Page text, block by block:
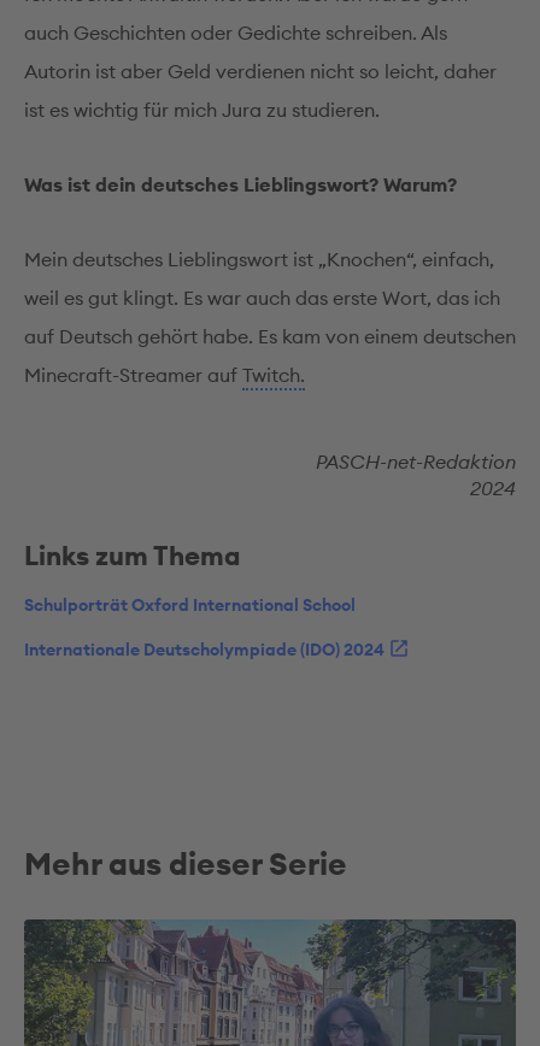
auch Geschichten oder Gedichte schreiben. Als
Autorin ist aber Geld verdienen nicht so leicht, daher
ist es wichtig für mich Jura zu studieren.
Was ist dein deutsches Lieblingswort? Warum?
Mein deutsches Lieblingswort ist „Knochen“, einfach,
weil es gut klingt. Es war auch das erste Wort, das ich
auf Deutsch gehört habe. Es kam von einem deutschen
Minecraft-Streamer auf Twitch.
PASCH-net-Redaktion
2024
Links zum Thema
Schulporträt Oxford International School
Internationale Deutscholympiade (IDO) 2024
Mehr aus dieser Serie